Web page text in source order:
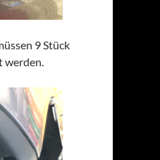
9 Stück
werden.